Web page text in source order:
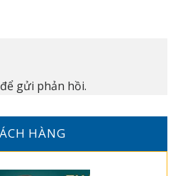
để gửi phản hồi.
HÀNG